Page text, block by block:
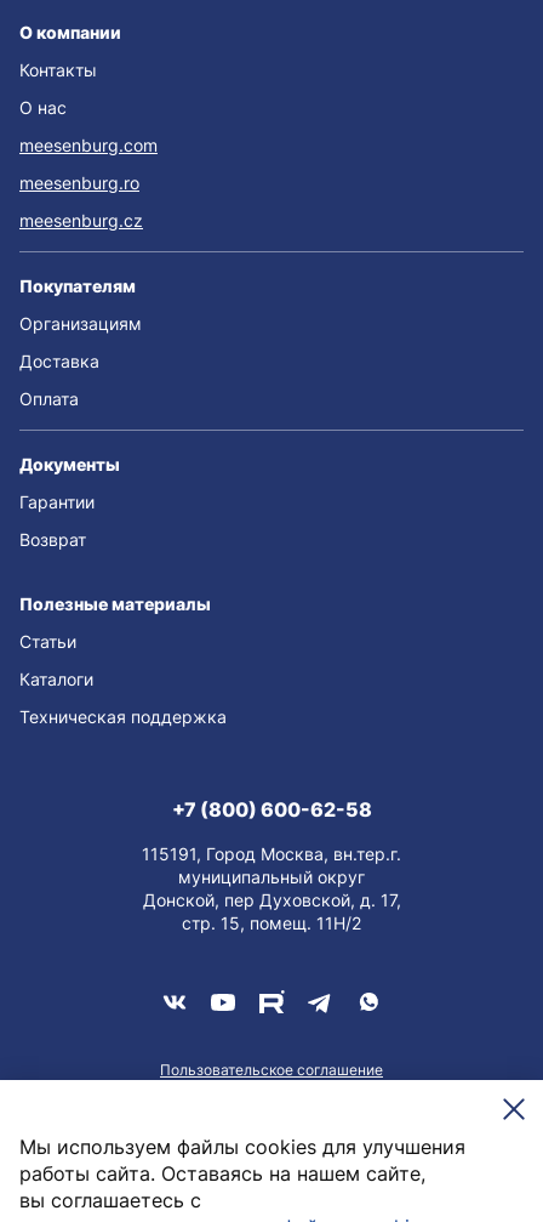
Мы используем файлы cookies для улучшения
работы сайта. Оставаясь на нашем сайте,
вы соглашаетесь с
О компании
Контакты
О нас
meesenburg.com
meesenburg.ro
meesenburg.cz
Покупателям
Организациям
Доставка
Оплата
Документы
Гарантии
Возврат
Полезные материалы
Статьи
Каталоги
Техническая поддержка
+7 (800) 600-62-58
115191, Город Москва, вн.тер.г.
муниципальный округ
Донской, пер Духовской, д. 17,
стр. 15, помещ. 11Н/2
Пользовательское соглашение
Meesenburg @2026